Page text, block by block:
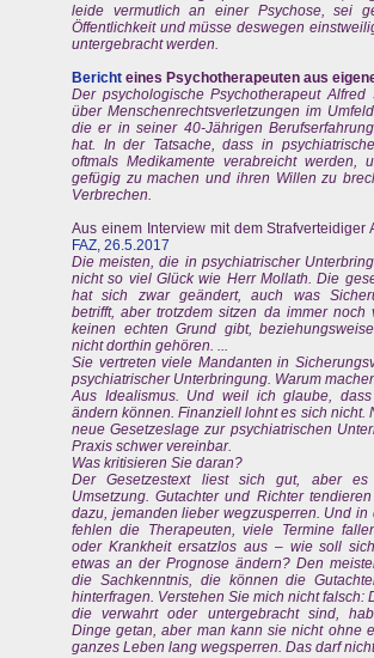
leide vermutlich an einer Psychose, sei
Öffentlichkeit und müsse deswegen
untergebracht werden.
Bericht eines Psychotherapeuten aus
Der psychologische Psychotherapeut Alfred
über Menschenrechtsverletzungen im
die er in seiner 40-Jährigen
hat. In der Tatsache, dass in
oftmals Medikamente verabreicht werden,
gefügig zu machen und ihren Willen zu
Verbrechen.
Aus einem Interview mit dem Strafverteidiger
FAZ, 26.5.2017
Die meisten, die in psychiatrischer
nicht so viel Glück wie Herr Mollath. Die
hat sich zwar geändert, auch was
betrifft, aber trotzdem sitzen da immer noch
keinen echten Grund gibt,
nicht dorthin gehören. ...
Sie vertreten viele Mandanten in
psychiatrischer Unterbringung. Warum
Aus Idealismus. Und weil ich glaube,
ändern können. Finanziell lohnt es sich nicht.
neue Gesetzeslage zur psychiatrischen
Praxis schwer vereinbar.
Was kritisieren Sie daran?
Der Gesetzestext liest sich gut, aber
Umsetzung. Gutachter und Richter
dazu, jemanden lieber wegzusperren. Und in
fehlen die Therapeuten, viele Termine
oder Krankheit ersatzlos aus – wie soll
etwas an der Prognose ändern? Den
die Sachkenntnis, die können die
hinterfragen. Verstehen Sie mich nicht falsch:
die verwahrt oder untergebracht sind,
Dinge getan, aber man kann sie nicht ohne
ganzes Leben lang wegsperren. Das darf